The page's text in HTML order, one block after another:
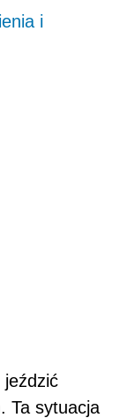
i
jeździć
Ta sytuacja